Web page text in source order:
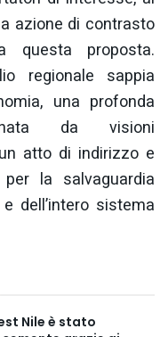
azione di contrasto
proposta.
regionale sappia
una profonda
da visioni
atto di indirizzo e
la salvaguardia
dell’intero sistema
Nile è stato